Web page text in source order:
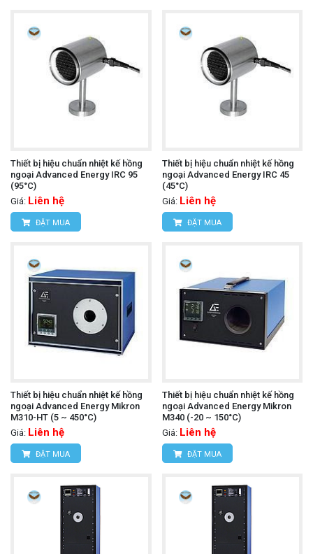
Thiết bị hiệu chuẩn nhiệt kế hồng
ngoại Advanced Energy IRC 95
(95°C)
Giá: Liên hệ
ĐẶT MUA
Thiết bị hiệu chuẩn nhiệt kế hồng
ngoại Advanced Energy IRC 45
(45°C)
Giá: Liên hệ
ĐẶT MUA
Thiết bị hiệu chuẩn nhiệt kế hồng
ngoại Advanced Energy Mikron
M310-HT (5 ~ 450°C)
Giá: Liên hệ
ĐẶT MUA
Thiết bị hiệu chuẩn nhiệt kế hồng
ngoại Advanced Energy Mikron
M340 (-20 ~ 150°C)
Giá: Liên hệ
ĐẶT MUA